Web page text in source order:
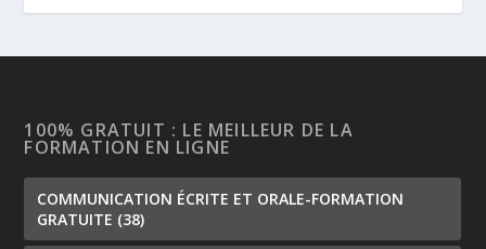
100% GRATUIT : LE MEILLEUR DE LA
FORMATION EN LIGNE
COMMUNICATION ÉCRITE ET ORALE-FORMATION
GRATUITE (38)